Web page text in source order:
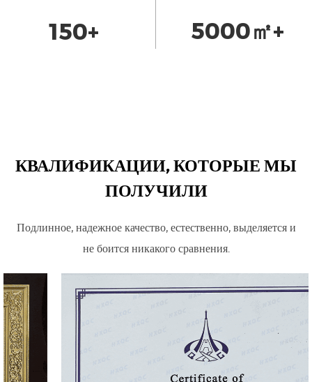
150+ 5000㎡+
КВАЛИФИКАЦИИ, КОТОРЫЕ МЫ
ПОЛУЧИЛИ
Подлинное, надежное качество, естественно, выделяется и
не боится никакого сравнения.